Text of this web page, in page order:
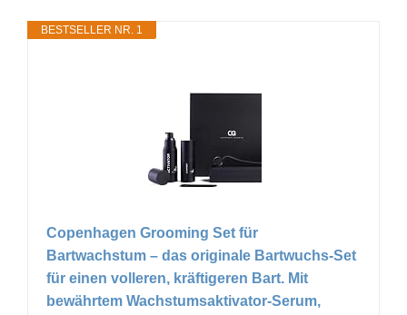
BESTSELLER NR. 1
Copenhagen Grooming Set für
Bartwachstum – das originale Bartwuchs-Set
für einen volleren, kräftigeren Bart. Mit
bewährtem Wachstumsaktivator-Serum,